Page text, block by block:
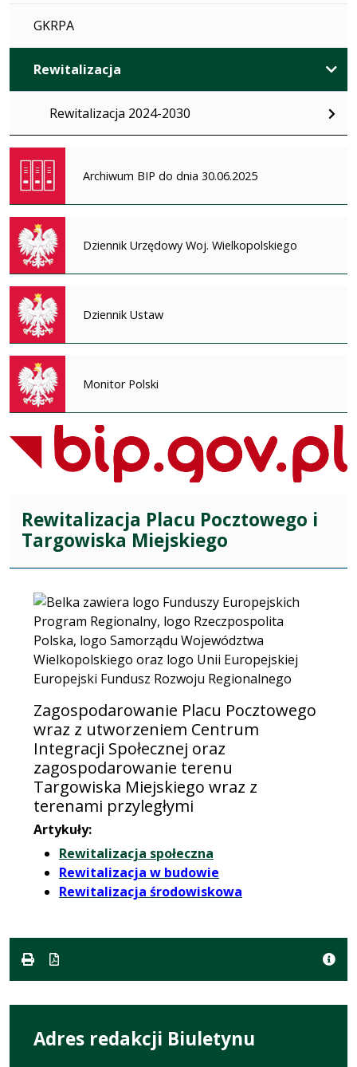
GKRPA
Rewitalizacja
Rewitalizacja 2024-2030
Archiwum BIP do dnia 30.06.2025
Dziennik Urzędowy Woj. Wielkopolskiego
Dziennik Ustaw
Monitor Polski
Rewitalizacja Placu Pocztowego i
Targowiska Miejskiego
Zagospodarowanie Placu Pocztowego
wraz z utworzeniem Centrum
Integracji Społecznej oraz
zagospodarowanie terenu
Targowiska Miejskiego wraz z
terenami przyległymi
Artykuły:
Rewitalizacja społeczna
Rewitalizacja w budowie
Rewitalizacja środowiskowa
Adres redakcji Biuletynu